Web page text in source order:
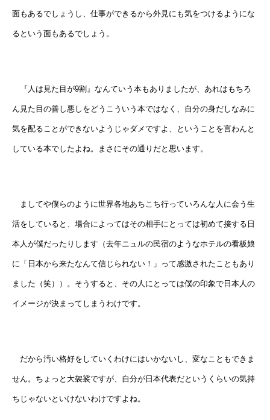
面もあるでしょうし、仕事ができるから外見にも気をつけるようにな
るという面もあるでしょう。
『人は見た目が9割』なんていう本もありましたが、あれはもちろ
ん見た目の善し悪しをどうこういう本ではなく、自分の身だしなみに
気を配ることができないようじゃダメですよ、ということを言わんと
している本でしたよね。まさにその通りだと思います。
ましてや僕らのように世界各地あちこち行っていろんな人に会う生
活をしていると、場合によってはその相手にとっては初めて接する日
本人が僕だったりします（去年ニュルの民宿のようなホテルの看板娘
に「日本から来たなんて信じられない！」って感激されたこともあり
ました（笑））。そうすると、その人にとっては僕の印象で日本人の
イメージが決まってしまうわけです。
だから汚い格好をしていくわけにはいかないし、変なこともできま
せん。ちょっと大袈裟ですが、自分が日本代表だというくらいの気持
ちじゃないといけないわけですよね。